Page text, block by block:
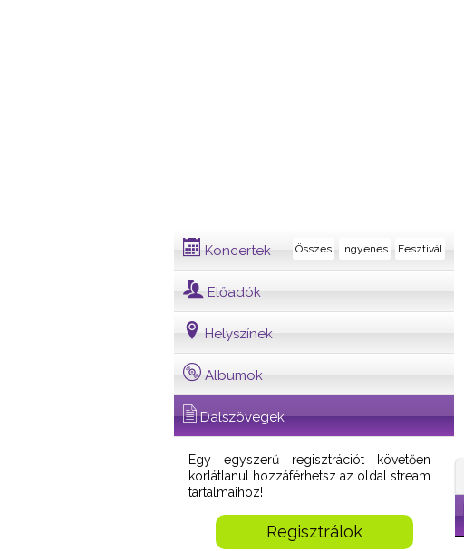
Koncertek Fesztivál
Ingyenes
Összes
Előadók
Helyszínek
Albumok
Dalszövegek
Egy egyszerű regisztrációt követően
korlátlanul hozzáférhetsz az oldal stream
tartalmaihoz!
Regisztrálok